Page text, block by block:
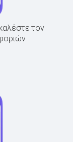
τον